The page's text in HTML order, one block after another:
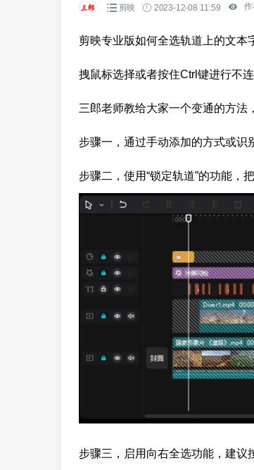
剪映 2023-12-08 11:59
剪映专业版如何全选轨道上的文
拽鼠标选择或者按住Ctrl键进行不
三郎老师教给大家一个变通的方法
步骤一，通过手动添加的方式或识
步骤二，使用“锁定轨道”的功能，
步骤三，启用向右全选功能，建议